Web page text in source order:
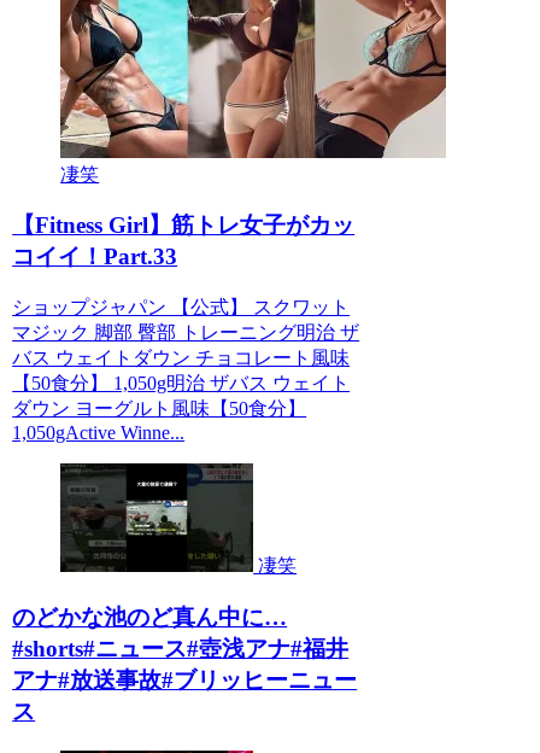
凄笑
【Fitness Girl】筋トレ女子がカッ
コイイ！Part.33
ショップジャパン 【公式】 スクワット
マジック 脚部 臀部 トレーニング明治 ザ
バス ウェイトダウン チョコレート風味
【50食分】 1,050g明治 ザバス ウェイト
ダウン ヨーグルト風味【50食分】
1,050gActive Winne...
凄笑
のどかな池のど真ん中に…
#shorts#ニュース#壺浅アナ#福井
アナ#放送事故#ブリッヒーニュー
ス